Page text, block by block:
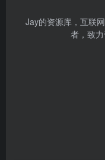
Jay的资源库，互联
者，致